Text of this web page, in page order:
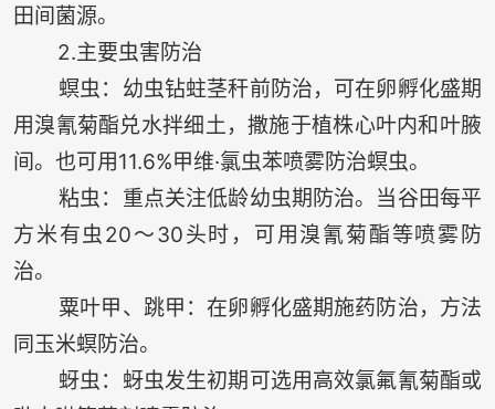
田间菌源。
2.主要虫害防治
螟虫：幼虫钻蛀茎秆前防治，可在卵孵化盛期
用溴氰菊酯兑水拌细土，撒施于植株心叶内和叶腋
间。也可用11.6%甲维·氯虫苯喷雾防治螟虫。
粘虫：重点关注低龄幼虫期防治。当谷田每平
方米有虫20～30头时，可用溴氰菊酯等喷雾防
治。
粟叶甲、跳甲：在卵孵化盛期施药防治，方法
同玉米螟防治。
蚜虫：蚜虫发生初期可选用高效氯氟氰菊酯或